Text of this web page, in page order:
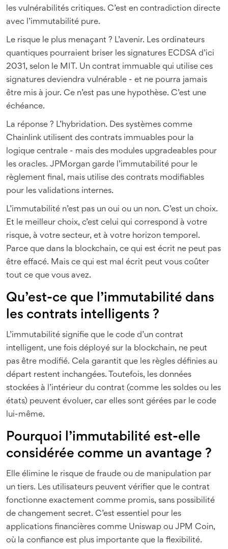
les vulnérabilités critiques. C’est en contradiction directe
avec l’immutabilité pure.
Le risque le plus menaçant ? L’avenir. Les ordinateurs
quantiques pourraient briser les signatures ECDSA d’ici
2031, selon le MIT. Un contrat immuable qui utilise ces
signatures deviendra vulnérable - et ne pourra jamais
être mis à jour. Ce n’est pas une hypothèse. C’est une
échéance.
La réponse ? L’hybridation. Des systèmes comme
Chainlink utilisent des contrats immuables pour la
logique centrale - mais des modules upgradeables pour
les oracles. JPMorgan garde l’immutabilité pour le
règlement final, mais utilise des contrats modifiables
pour les validations internes.
L’immutabilité n’est pas un oui ou un non. C’est un choix.
Et le meilleur choix, c’est celui qui correspond à votre
risque, à votre secteur, et à votre horizon temporel.
Parce que dans la blockchain, ce qui est écrit ne peut pas
être effacé. Mais ce qui est mal écrit peut vous coûter
tout ce que vous avez.
Qu’est-ce que l’immutabilité dans
les contrats intelligents ?
L’immutabilité signifie que le code d’un contrat
intelligent, une fois déployé sur la blockchain, ne peut
pas être modifié. Cela garantit que les règles définies au
départ restent inchangées. Toutefois, les données
stockées à l’intérieur du contrat (comme les soldes ou les
états) peuvent évoluer, car elles sont gérées par le code
lui-même.
Pourquoi l’immutabilité est-elle
considérée comme un avantage ?
Elle élimine le risque de fraude ou de manipulation par
un tiers. Les utilisateurs peuvent vérifier que le contrat
fonctionne exactement comme promis, sans possibilité
de changement secret. C’est essentiel pour les
applications financières comme Uniswap ou JPM Coin,
où la confiance est plus importante que la flexibilité.